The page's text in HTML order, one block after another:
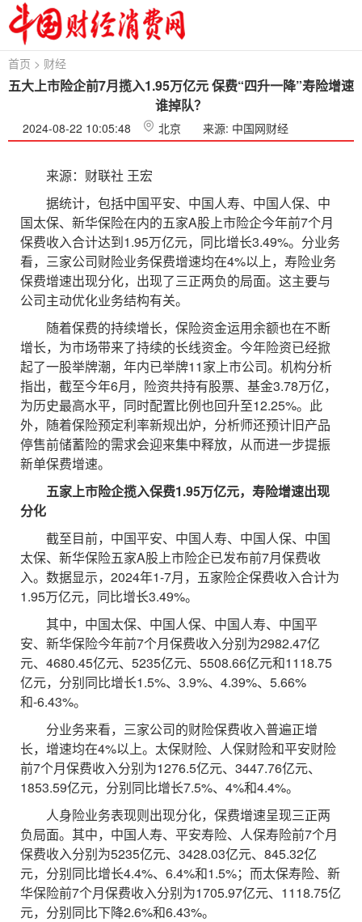
首页 > 财经
五大上市险企前7月揽入1.95万亿元 保费“四升一降”寿险增速
谁掉队？
2024-08-22 10:05:48 北京 来源: 中国网财经
来源：财联社 王宏
据统计，包括中国平安、中国人寿、中国人保、中
国太保、新华保险在内的五家A股上市险企今年前7个月
保费收入合计达到1.95万亿元，同比增长3.49%。分业务
看，三家公司财险业务保费增速均在4%以上，寿险业务
保费增速出现分化，出现了三正两负的局面。这主要与
公司主动优化业务结构有关。
随着保费的持续增长，保险资金运用余额也在不断
增长，为市场带来了持续的长线资金。今年险资已经掀
起了一股举牌潮，年内已举牌11家上市公司。机构分析
指出，截至今年6月，险资共持有股票、基金3.78万亿，
为历史最高水平，同时配置比例也回升至12.25%。此
外，随着保险预定利率新规出炉，分析师还预计旧产品
停售前储蓄险的需求会迎来集中释放，从而进一步提振
新单保费增速。
五家上市险企揽入保费1.95万亿元，寿险增速出现
分化
截至目前，中国平安、中国人寿、中国人保、中国
太保、新华保险五家A股上市险企已发布前7月保费收
入。数据显示，2024年1-7月，五家险企保费收入合计为
1.95万亿元，同比增长3.49%。
其中，中国太保、中国人保、中国人寿、中国平
安、新华保险今年前7个月保费收入分别为2982.47亿
元、4680.45亿元、5235亿元、5508.66亿元和1118.75
亿元，分别同比增长1.5%、3.9%、4.39%、5.66%
和-6.43%。
分业务来看，三家公司的财险保费收入普遍正增
长，增速均在4%以上。太保财险、人保财险和平安财险
前7个月保费收入分别为1276.5亿元、3447.76亿元、
1853.59亿元，分别同比增长7.5%、4%和4.4%。
人身险业务表现则出现分化，保费增速呈现三正两
负局面。其中，中国人寿、平安寿险、人保寿险前7个月
保费收入分别为5235亿元、3428.03亿元、845.32亿
元，分别同比增长4.4%、6.4%和1.5%；而太保寿险、新
华保险前7个月保费收入分别为1705.97亿元、1118.75亿
元，分别同比下降2.6%和6.43%。